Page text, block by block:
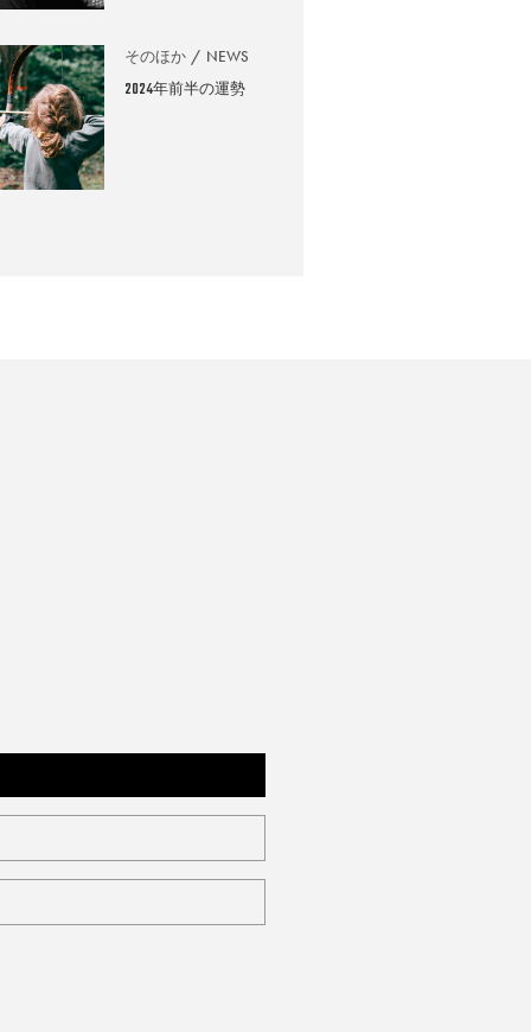
そのほか NEWS
2024年前半の運勢